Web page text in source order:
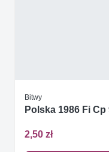
Bitwy
Polska 1986 Fi
2,50 zł